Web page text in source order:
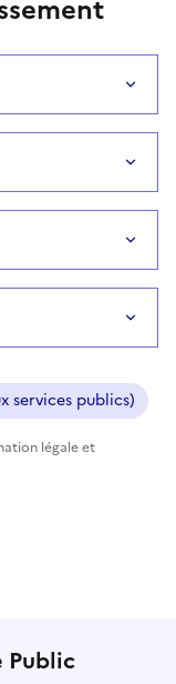
services publics)
légale et
Public